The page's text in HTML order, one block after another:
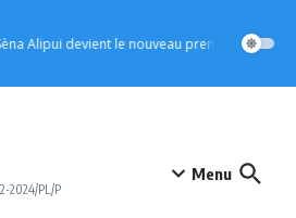
Alipui devient le nouveau premier vice-
2024/PL/P
Menu